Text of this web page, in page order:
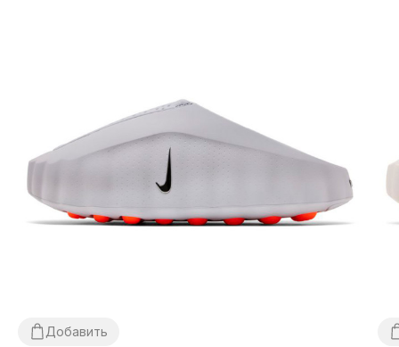
Добавить